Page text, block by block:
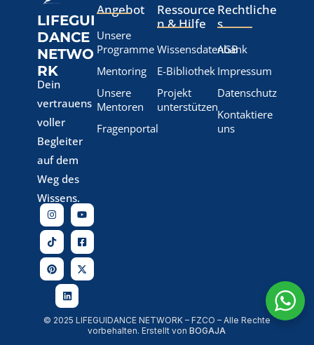
LIFEGUI
DANCE
NETWO
RK
Dein
vertrauens
voller
Begleiter
auf dem
Weg des
Wissens.
Angebot
Unsere
Programme
Mentoring
Unsere
Mentoren
Fragenportal
Ressource
n & Hilfe
Wissensdatenbank
E-Bibliothek
Projekt
unterstützen
Rechtliche
s
AGB
Impressum
Datenschutz
Kontaktiere
uns
© 2025 LIFEGUIDANCE NETWORK – FZCO – Alle Rechte
vorbehalten. Erstellt vonBOGAJA